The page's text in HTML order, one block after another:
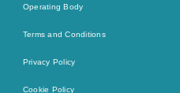
Operating Body
Terms and Conditions
Privacy Policy
Cookie Policy